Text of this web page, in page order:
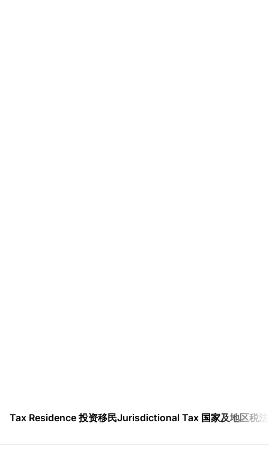
Tax Residence 投资移民Jurisdictional Tax 国家及地区税法